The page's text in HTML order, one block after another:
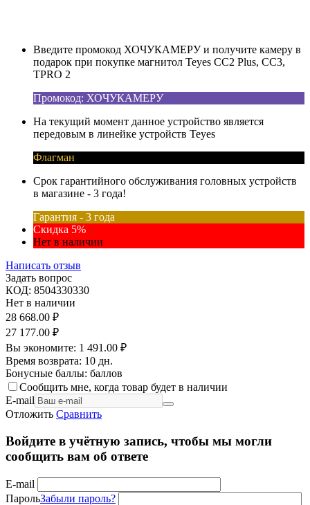
Введите промокод ХОЧУКАМЕРУ и получите камеру в
подарок при покупке магнитол Teyes CC2 Plus, CC3,
TPRO 2
Промокод: ХОЧУКАМЕРУ
На текущий момент данное устройство является
передовым в линейке устройств Teyes
Флагман
Срок гарантийного обслуживания головных устройств
в магазине - 3 года!
Гарантия - 3 года
Скидка 5%
Нет в наличии
Написать отзыв
Задать вопрос
КОД: 8504330330
Нет в наличии
28 668.00 ₽
27 177.00 ₽
Вы экономите: 1 491.00 ₽
Время возврата: 10 дн.
Бонусные баллы: баллов
Сообщить мне, когда товар будет в наличии
E-mail
Отложить Сравнить
Войдите в учётную запись, чтобы мы могли
сообщить вам об ответе
E-mail
ПарольЗабыли пароль?